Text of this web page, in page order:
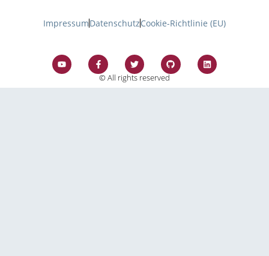
ImpressumDatenschutzCookie-Richtlinie (EU)
© All rights reserved